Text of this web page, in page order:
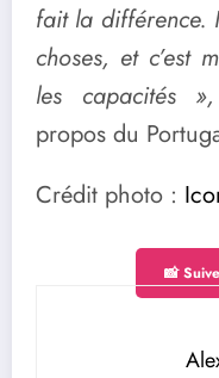
fait la différence.
choses, et c’est
les capacités »,
propos du
Crédit photo :
📸